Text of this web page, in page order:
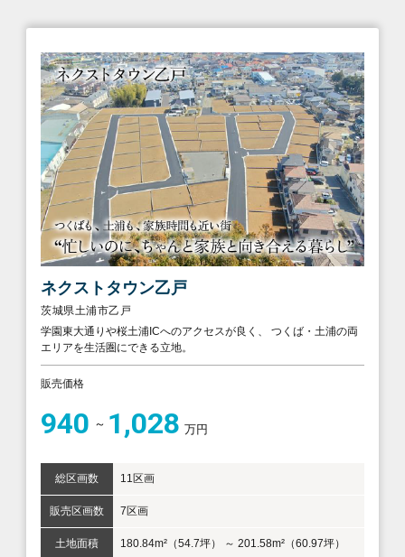
ネクストタウン乙戸
茨城県土浦市乙戸
販売価格
940 1,028 万円
学園東大通りや桜土浦ICへのアクセスが良く、 つくば・土浦の両
エリアを生活圏にできる立地。
総区画数 11区画
販売区画数 7区画
土地面積 180.84m²（54.7坪） ～ 201.58m²（60.97坪）